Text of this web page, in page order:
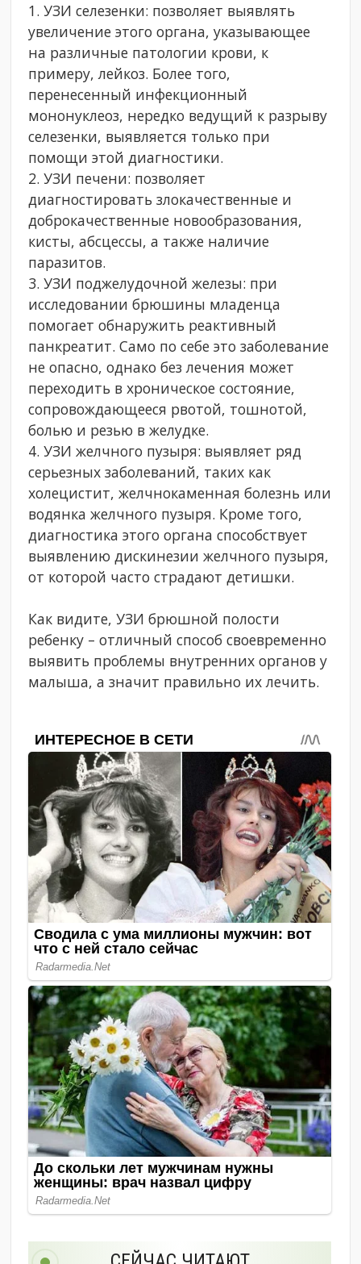
1. УЗИ селезенки: позволяет выявлять
увеличение этого органа, указывающее
на различные патологии крови, к
примеру, лейкоз. Более того,
перенесенный инфекционный
мононуклеоз, нередко ведущий к разрыву
селезенки, выявляется только при
помощи этой диагностики.
2. УЗИ печени: позволяет
диагностировать злокачественные и
доброкачественные новообразования,
кисты, абсцессы, а также наличие
паразитов.
3. УЗИ поджелудочной железы: при
исследовании брюшины младенца
помогает обнаружить реактивный
панкреатит. Само по себе это заболевание
не опасно, однако без лечения может
переходить в хроническое состояние,
сопровождающееся рвотой, тошнотой,
болью и резью в желудке.
4. УЗИ желчного пузыря: выявляет ряд
серьезных заболеваний, таких как
холецистит, желчнокаменная болезнь или
водянка желчного пузыря. Кроме того,
диагностика этого органа способствует
выявлению дискинезии желчного пузыря,
от которой часто страдают детишки.
Как видите, УЗИ брюшной полости
ребенку – отличный способ своевременно
выявить проблемы внутренних органов у
малыша, а значит правильно их лечить.